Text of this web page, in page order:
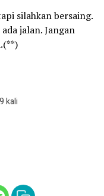
silahkan bersaing.
jalan. Jangan
kali